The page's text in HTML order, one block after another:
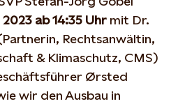
2023 ab 14:35 Uhr mit Dr.
Rechtsanwältin,
& Klimaschutz, CMS)
Ørsted
wir den Ausbau in